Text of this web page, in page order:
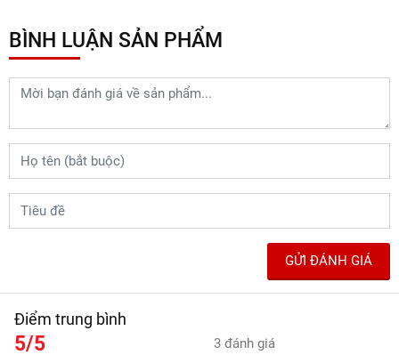
BÌNH LUẬN SẢN PHẨM
GỬI ĐÁNH GIÁ
Điểm trung bình
5/5 3 đánh giá